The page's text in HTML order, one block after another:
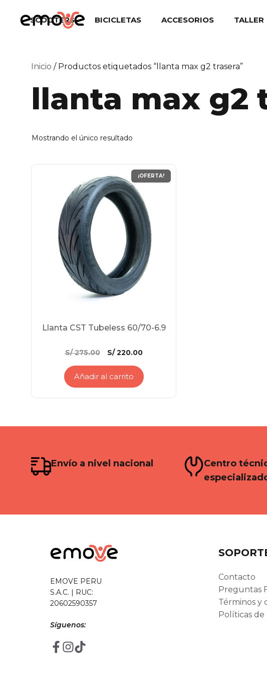
SCOOTERS BICICLETAS ACCESORIOS TALLER
Inicio / Productos etiquetados “llanta max g2 trasera”
llanta max g2
Mostrando el único resultado
¡OFERTA!
Llanta CST Tubeless 60/70-6.9
S/275.00
El
original
S/220.00El
actual
es:
S/ 220.00.
Añadir al carrito
Envío a nivel nacional
Centro
EMOVE PERU
S.A.C. | RUC:
20602590357
Síguenos:
Contacto
Preguntas
Términos y
Políticas de